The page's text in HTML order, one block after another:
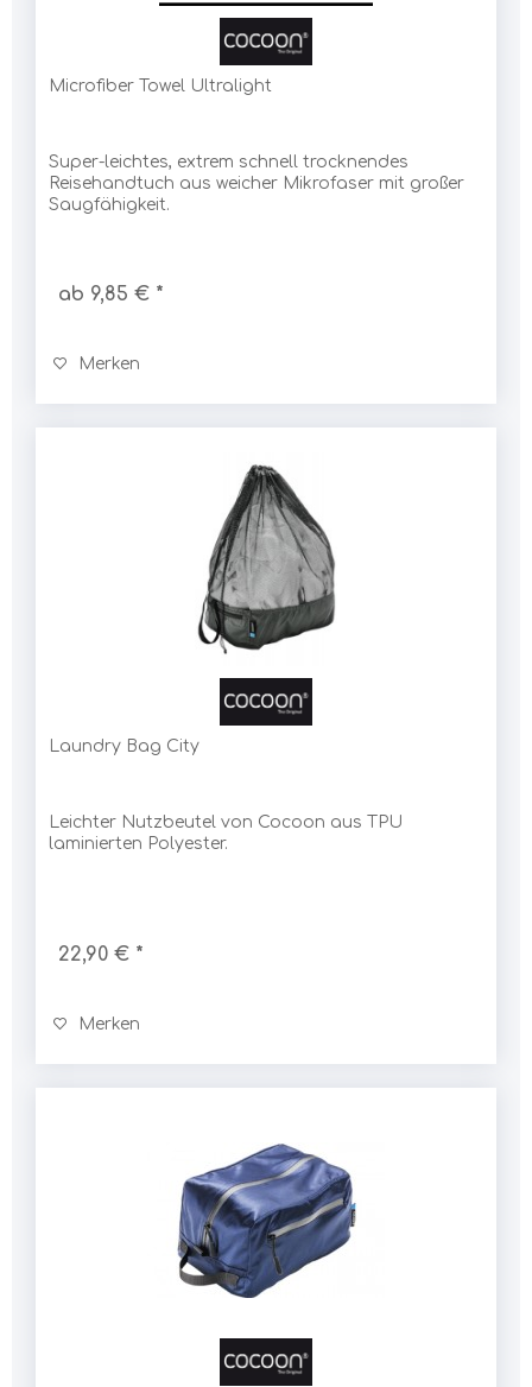
Microfiber Towel Ultralight
Super-leichtes, extrem schnell trocknendes
Reisehandtuch aus weicher Mikrofaser mit großer
Saugfähigkeit.
ab 9,85 € *
Merken
Laundry Bag City
Leichter Nutzbeutel von Cocoon aus TPU
laminierten Polyester.
22,90 € *
Merken